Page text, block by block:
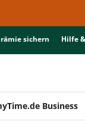
sichern Hilfe
Business